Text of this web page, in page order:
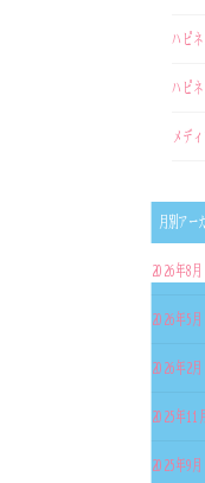
ハピ
ハピ
メデ
月別アー
2026年8月
2026年5月
2026年2月
2025年11月
2025年9月